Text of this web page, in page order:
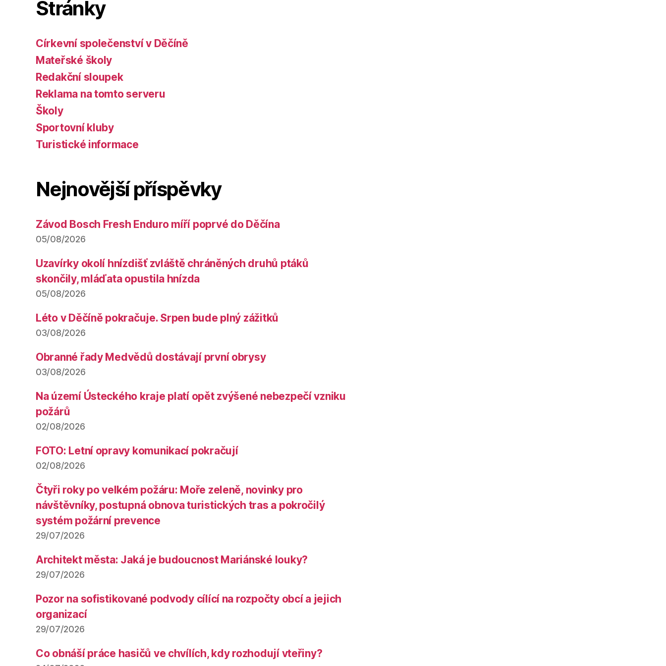
Stránky
Církevní společenství v Děčíně
Mateřské školy
Redakční sloupek
Reklama na tomto serveru
Školy
Sportovní kluby
Turistické informace
Nejnovější příspěvky
Závod Bosch Fresh Enduro míří poprvé do Děčína
05/08/2026
Uzavírky okolí hnízdišť zvláště chráněných druhů ptáků
skončily, mláďata opustila hnízda
05/08/2026
Léto v Děčíně pokračuje. Srpen bude plný zážitků
03/08/2026
Obranné řady Medvědů dostávají první obrysy
03/08/2026
Na území Ústeckého kraje platí opět zvýšené nebezpečí vzniku
požárů
02/08/2026
FOTO: Letní opravy komunikací pokračují
02/08/2026
Čtyři roky po velkém požáru: Moře zeleně, novinky pro
návštěvníky, postupná obnova turistických tras a pokročilý
systém požární prevence
29/07/2026
Architekt města: Jaká je budoucnost Mariánské louky?
29/07/2026
Pozor na sofistikované podvody cílící na rozpočty obcí a jejich
organizací
29/07/2026
Co obnáší práce hasičů ve chvílích, kdy rozhodují vteřiny?